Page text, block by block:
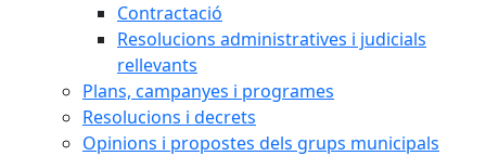
Contractació
Resolucions administratives i judicials
rellevants
Plans, campanyes i programes
Resolucions i decrets
Opinions i propostes dels grups municipals